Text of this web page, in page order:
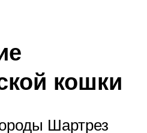
кошки
Шартрез